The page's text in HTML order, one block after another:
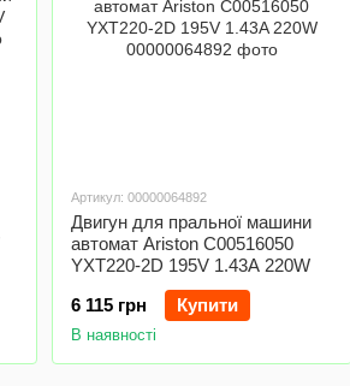
Артикул: 00000064892
Двигун для пральної машини
автомат Ariston C00516050
YXT220-2D 195V 1.43A 220W
6 115 грн
Купити
В наявності